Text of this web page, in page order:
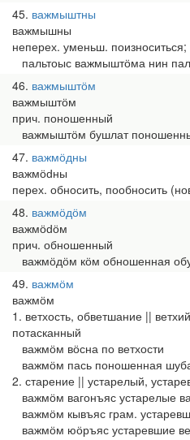
45 важмыштны
важмышны
неперех. уменьш.
пальтоыс важмыштӧма нин
46 важмыштӧм
важмыштӧм
прич. поношенный
важмыштӧм бушлат
47 важмӧдны
важмӧԁны
перех. обносить, пообносить
48 важмӧдӧм
важмӧԁӧм
прич. обношенный
важмӧдӧм кӧм обношенная
49 важмӧм
важмӧм
1. ветхость, обветшание ||
потасканный
важмӧм вӧсна по ветхости
важмӧм пась поношенная
2. старение || устарелый,
важмӧм вагонъяс устарелые
важмӧм кывъяс грам.
важмӧм юӧръяс устаревшие